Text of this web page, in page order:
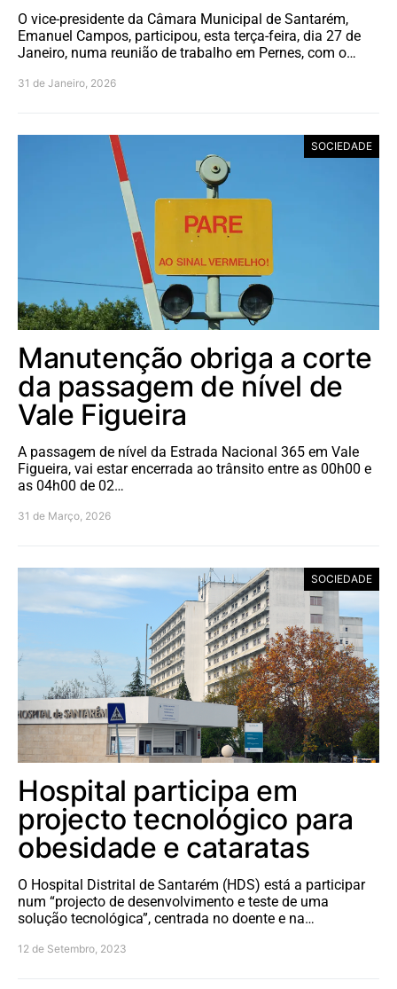
O vice-presidente da Câmara Municipal de Santarém,
Emanuel Campos, participou, esta terça-feira, dia 27 de
Janeiro, numa reunião de trabalho em Pernes, com o…
31 de Janeiro, 2026
SOCIEDADE
Manutenção obriga a corte
da passagem de nível de
Vale Figueira
A passagem de nível da Estrada Nacional 365 em Vale
Figueira, vai estar encerrada ao trânsito entre as 00h00 e
as 04h00 de 02…
31 de Março, 2026
SOCIEDADE
Hospital participa em
projecto tecnológico para
obesidade e cataratas
O Hospital Distrital de Santarém (HDS) está a participar
num “projecto de desenvolvimento e teste de uma
solução tecnológica”, centrada no doente e na…
12 de Setembro, 2023